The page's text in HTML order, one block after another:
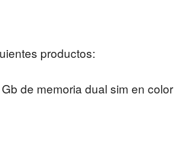
productos:
de memoria dual sim en color